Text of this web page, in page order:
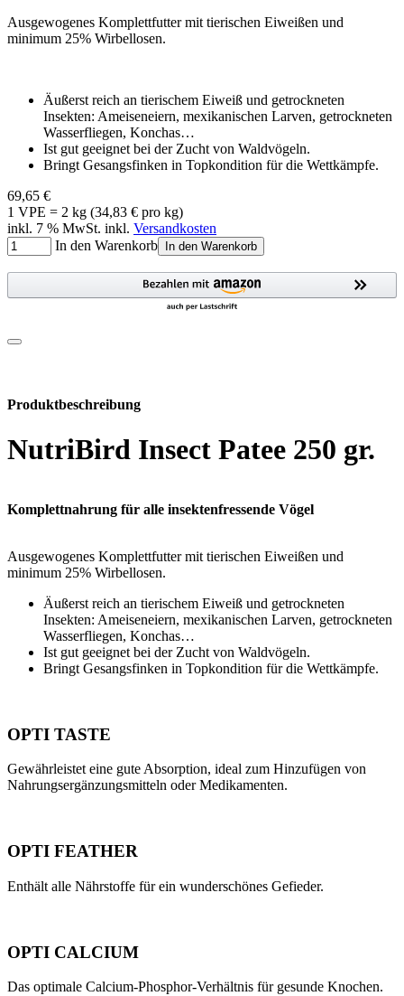
Ausgewogenes Komplettfutter mit tierischen Eiweißen und
minimum 25% Wirbellosen.
Äußerst reich an tierischem Eiweiß und getrockneten
Insekten: Ameiseneiern, mexikanischen Larven, getrockneten
Wasserfliegen, Konchas…
Ist gut geeignet bei der Zucht von Waldvögeln.
Bringt Gesangsfinken in Topkondition für die Wettkämpfe.
69,65 €
1 VPE = 2 kg (34,83 € pro kg)
inkl. 7 % MwSt. inkl. Versandkosten
In den Warenkorb
In den Warenkorb
Produktbeschreibung
NutriBird Insect Patee 250 gr.
Komplettnahrung für alle insektenfressende Vögel
Ausgewogenes Komplettfutter mit tierischen Eiweißen und
minimum 25% Wirbellosen.
Äußerst reich an tierischem Eiweiß und getrockneten
Insekten: Ameiseneiern, mexikanischen Larven, getrockneten
Wasserfliegen, Konchas…
Ist gut geeignet bei der Zucht von Waldvögeln.
Bringt Gesangsfinken in Topkondition für die Wettkämpfe.
OPTI TASTE
Gewährleistet eine gute Absorption, ideal zum Hinzufügen von
Nahrungsergänzungsmitteln oder Medikamenten.
OPTI FEATHER
Enthält alle Nährstoffe für ein wunderschönes Gefieder.
OPTI CALCIUM
Das optimale Calcium-Phosphor-Verhältnis für gesunde Knochen.